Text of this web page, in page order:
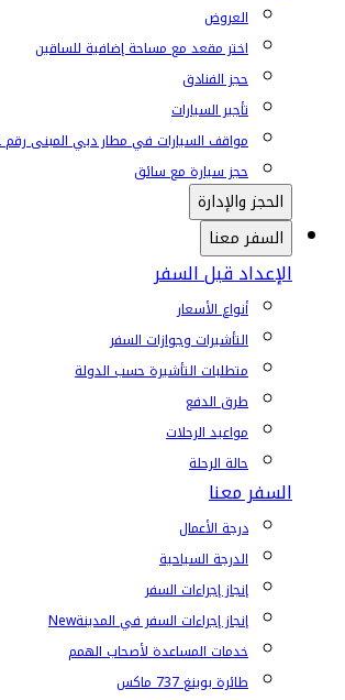
العروض
اختر مقعد مع مساحة إضافية للساقين
حجز الفنادق
تأجير السيارات
مواقف السيارات في مطار دبي المبنى رقم 2
حجز سيارة مع سائق
الحجز والإدارة
السفر معنا
الإعداد قبل السفر
أنواع الأسعار
التأشيرات وجوازات السفر
متطلبات التأشيرة حسب الدولة
طرق الدفع
مواعيد الرحلات
حالة الرحلة
السفر معنا
درجة الأعمال
الدرجة السياحية
إنجاز إجراءات السفر
إنجاز إجراءات السفر في المدينةNew
خدمات المساعدة لأصحاب الهمم
طائرة بوينغ 737 ماكس